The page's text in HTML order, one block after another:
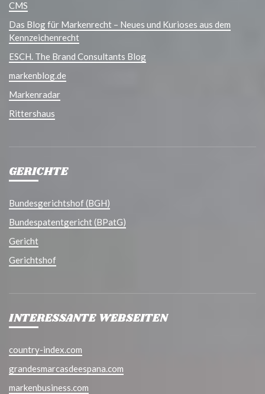
CMS
Das Blog für Markenrecht – Neues und Kurioses aus dem
Kennzeichenrecht
ESCH. The Brand Consultants Blog
markenblog.de
Markenradar
Rittershaus
GERICHTE
Bundesgerichtshof (BGH)
Bundespatentgericht (BPatG)
Gericht
Gerichtshof
INTERESSANTE WEBSEITEN
country-index.com
grandesmarcasdeespana.com
markenbusiness.com